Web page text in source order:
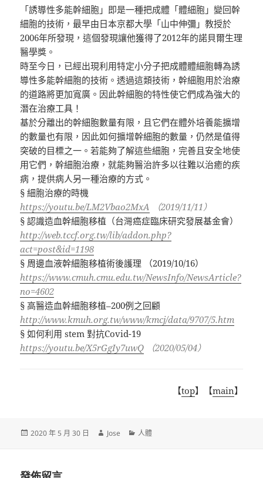
「誘導性多能幹細胞」即是一種把成體「體細胞」變回幹
細胞的技術，最早由日本京都大學「山中伸彌」教授於
2006年所發現，這個發現讓他獲得了2012年的諾貝爾生理
醫學獎。
時至今日，已經出現利用特定小分子把成體體細胞轉為誘
導性多能幹細胞的技術。透過這類技術，幹細胞用於治療
的道路將更加寬廣。因此幹細胞的特性使它們成為強大的
潛在治療工具！
基於分離出的幹細胞數量有限，且它們在體外培養能擴增
的數量也有限，因此如何擴增幹細胞的數量，仍然是值得
突破的目標之一。若能夠了解這些細胞，完善且安全地使
用它們，幹細胞治療，就能夠醫治許多以往難以治癒的疾
病，提供病人另一種治療的方式。
§ 細胞治療的時機
https://youtu.be/LM2Vbao2MxA （2019/11/11）
§ 認識造血幹細胞移植（台灣癌症臨床研究發展基金會）
http://web.tccf.org.tw/lib/addon.php?
act=post&id=1198
§ 周邊血液幹細胞移植術後護理 （2019/10/16）
https://www.cmuh.cmu.edu.tw/NewsInfo/NewsArticle?
no=4602
§ 高醫造血幹細胞移植–200例之回顧
http://www.kmuh.org.tw/www/kmcj/data/9707/5.htm
§ 如何利用 stem 對抗Covid-19
https://youtu.be/X5rGgIy7uwQ （2020/05/04）
【top】【main】
發
2020 年 5 月 30 日
作
Jose
分
人體